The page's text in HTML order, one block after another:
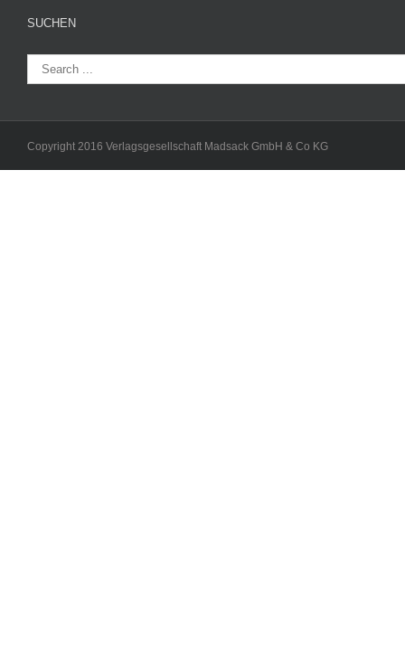
SUCHEN
Copyright 2016 Verlagsgesellschaft Madsack GmbH & Co KG